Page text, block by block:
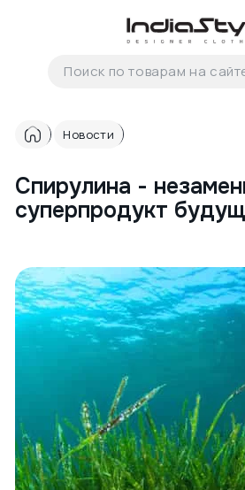
Корзина
В корзиненеттоваров
Корзина покупок
Новости
Спирулина -
суперпродукт